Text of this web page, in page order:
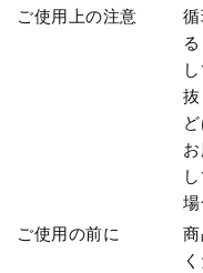
ご使用上の注意
ご使用の前に